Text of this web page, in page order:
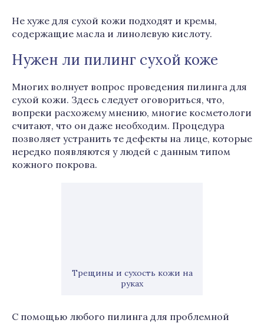
Не хуже для сухой кожи подходят и кремы,
содержащие масла и линолевую кислоту.
Нужен ли пилинг сухой коже
Многих волнует вопрос проведения пилинга для
сухой кожи. Здесь следует оговориться, что,
вопреки расхожему мнению, многие косметологи
считают, что он даже необходим. Процедура
позволяет устранить те дефекты на лице, которые
нередко появляются у людей с данным типом
кожного покрова.
Трещины и сухость кожи на
руках
С помощью любого пилинга для проблемной